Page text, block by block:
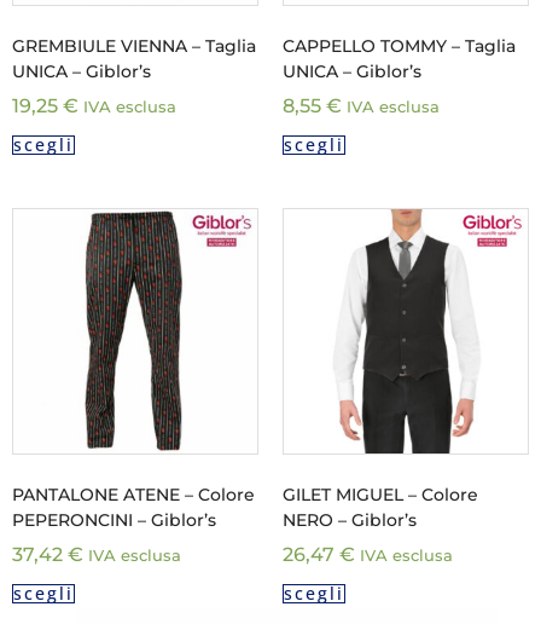
GREMBIULE VIENNA – Taglia
UNICA – Giblor’s
19,25 € IVA esclusa
scegli
CAPPELLO TOMMY – Taglia
UNICA – Giblor’s
8,55 € IVA esclusa
scegli
PANTALONE ATENE – Colore
PEPERONCINI – Giblor’s
37,42 € IVA esclusa
scegli
GILET MIGUEL – Colore
NERO – Giblor’s
26,47 € IVA esclusa
scegli